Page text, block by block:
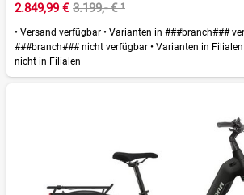
2.849,99 € 3.199,- €¹
• Versand verfügbar • Varianten in ###branch###
###branch### nicht verfügbar • Varianten in
nicht in Filialen